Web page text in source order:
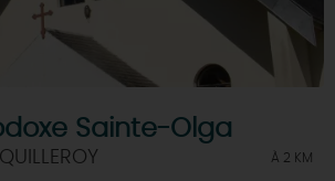
Sainte-Olga
À 2 KM